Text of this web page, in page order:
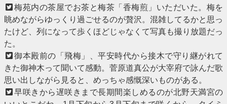
梅苑内の茶屋でお茶と梅茶「香梅煎」いただいた。梅を
眺めながらゆっくり過ごせるのが贅沢。混雑してるかと思っ
たけど、列になって歩くほどじゃなくて写真も撮り放題だっ
た。
御本殿前の「飛梅」、平安時代から接木で守り継がれて
きた御神木って聞いて感動。菅原道真公が大宰府で詠んだ歌
思い出しながら見ると、めっちゃ感慨深いものがある。
早咲きから遅咲きまで長期間楽しめるのが北野天満宮の